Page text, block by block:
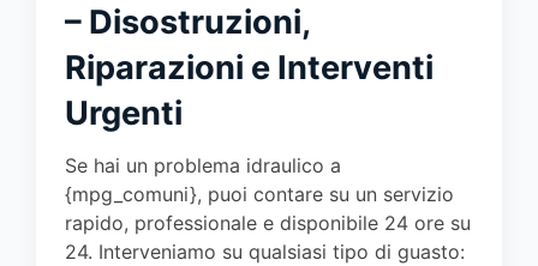
– Disostruzioni,
Riparazioni e Interventi
Urgenti
Se hai un problema idraulico a
{mpg_comuni}, puoi contare su un servizio
rapido, professionale e disponibile 24 ore su
24. Interveniamo su qualsiasi tipo di guasto: